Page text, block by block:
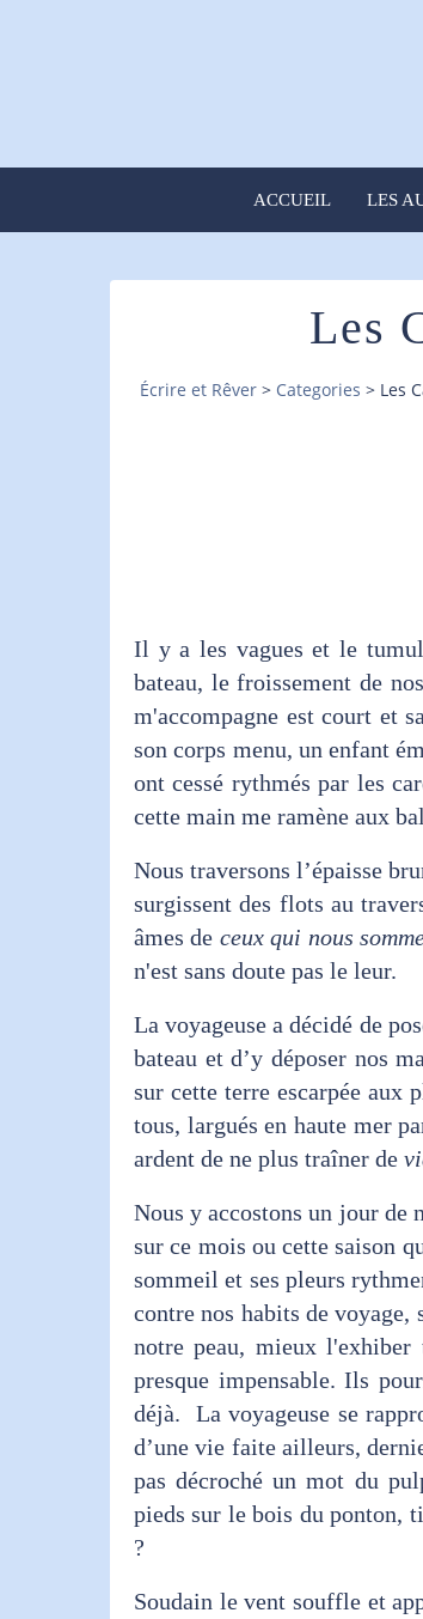
ACCUEIL LES
Les
Écrire et Rêver > Categories > Les
Il y a les vagues et le
bateau, le froissement de
m'accompagne est court et
son corps menu, un enfant
ont cessé rythmés par les
cette main me ramène aux
Nous traversons l’épaisse
surgissent des flots au
âmes de ceux qui nous
n'est sans doute pas le leur.
La voyageuse a décidé de
bateau et d’y déposer nos
sur cette terre escarpée aux
tous, largués en haute mer
ardent de ne plus traîner de
Nous y accostons un jour de
sur ce mois ou cette saison
sommeil et ses pleurs
contre nos habits de voyage,
notre peau, mieux
presque impensable. Ils
déjà. La voyageuse se
d’une vie faite ailleurs,
pas décroché un mot du
pieds sur le bois du ponton,
?
Soudain le vent souffle et